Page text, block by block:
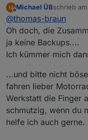
Nee,
Mach
die
rein.
Offline
Michael ÜBschrieb am
zuletzt
@thomas-braun
Oh doch, die
ja keine Backups....
Ich kümmer mich
...und bitte nicht
fahren lieber
Werkstatt die Finger
schmutzig, wenn du
helfe ich auch gerne.